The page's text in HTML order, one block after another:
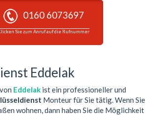
0160 6073697
Sie zum Anruf auf die Rufnummer
Eddelak
Eddelak ist ein professioneller und
Monteur für Sie tätig. Wenn Sie
wohnen, dann haben Sie die Möglichkeit